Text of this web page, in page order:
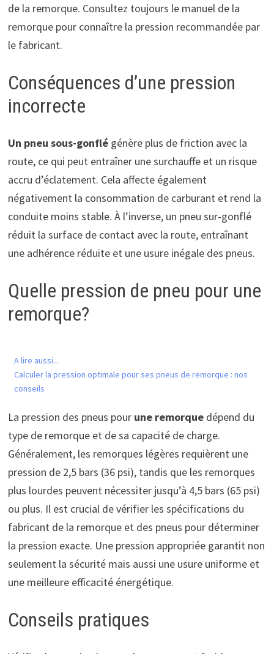
de la remorque. Consultez toujours le manuel de la
remorque pour connaître la pression recommandée par
le fabricant.
Conséquences d’une pression
incorrecte
Un pneu sous-gonflégénère plus de friction avec la
route, ce qui peut entraîner une surchauffe et un risque
accru d’éclatement. Cela affecte également
négativement la consommation de carburant et rend la
conduite moins stable. À l’inverse, un pneu sur-gonflé
réduit la surface de contact avec la route, entraînant
une adhérence réduite et une usure inégale des pneus.
Quelle pression de pneu pour une
remorque?
A lire aussi...
Calculer la pression optimale pour ses pneus de remorque : nos
conseils
La pression des pneus pourune remorquedépend du
type de remorque et de sa capacité de charge.
Généralement, les remorques légères requièrent une
pression de 2,5 bars (36 psi), tandis que les remorques
plus lourdes peuvent nécessiter jusqu’à 4,5 bars (65 psi)
ou plus. Il est crucial de vérifier les spécifications du
fabricant de la remorque et des pneus pour déterminer
la pression exacte. Une pression appropriée garantit non
seulement la sécurité mais aussi une usure uniforme et
une meilleure efficacité énergétique.
Conseils pratiques